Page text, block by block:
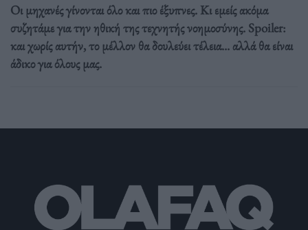
Οι μηχανές γίνονται όλο και πιο έξυπνες. Κι εμείς ακόμα
συζητάμε για την ηθική της τεχνητής νοημοσύνης. Spoiler:
και χωρίς αυτήν, το μέλλον θα δουλεύει τέλεια... αλλά θα είναι
άδικο για όλους μας.